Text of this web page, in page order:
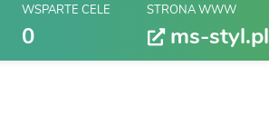
WSPARTE CELE
0
STRONA WWW
ms-styl.pl